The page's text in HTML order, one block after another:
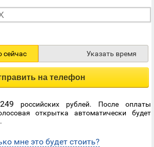
сейчас Указать время
на телефон
249 российских рублей. После оплаты
открытка автоматически будет
мне это будет стоить?